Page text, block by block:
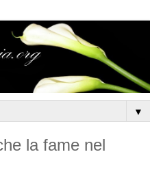
▼
la fame nel